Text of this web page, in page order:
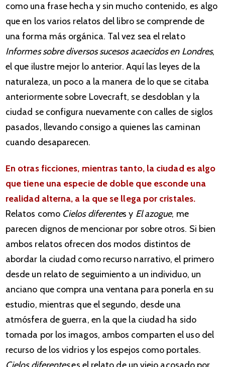
como una frase hecha y sin mucho contenido, es algo
que en los varios relatos del libro se comprende de
una forma más orgánica. Tal vez sea el relato
Informes sobre diversos sucesos acaecidos en Londres,
el que ilustre mejor lo anterior. Aquí las leyes de la
naturaleza, un poco a la manera de lo que se citaba
anteriormente sobre Lovecraft, se desdoblan y la
ciudad se configura nuevamente con calles de siglos
pasados, llevando consigo a quienes las caminan
cuando desaparecen.
En otras ficciones, mientras tanto, la ciudad es algo
que tiene una especie de doble que esconde una
realidad alterna, a la que se llega por cristales.
Relatos como Cielos diferentes y El azogue, me
parecen dignos de mencionar por sobre otros. Si bien
ambos relatos ofrecen dos modos distintos de
abordar la ciudad como recurso narrativo, el primero
desde un relato de seguimiento a un individuo, un
anciano que compra una ventana para ponerla en su
estudio, mientras que el segundo, desde una
atmósfera de guerra, en la que la ciudad ha sido
tomada por los imagos, ambos comparten el uso del
recurso de los vidrios y los espejos como portales.